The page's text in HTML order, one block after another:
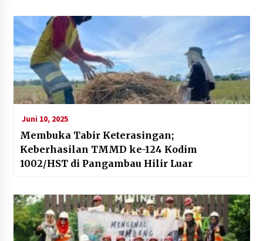
Juni 10, 2025
Membuka Tabir Keterasingan;
Keberhasilan TMMD ke-124 Kodim
1002/HST di Pangambau Hilir Luar